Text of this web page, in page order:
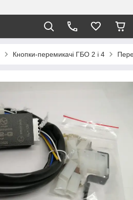
Кнопки-перемикачі ГБО 2 і 4